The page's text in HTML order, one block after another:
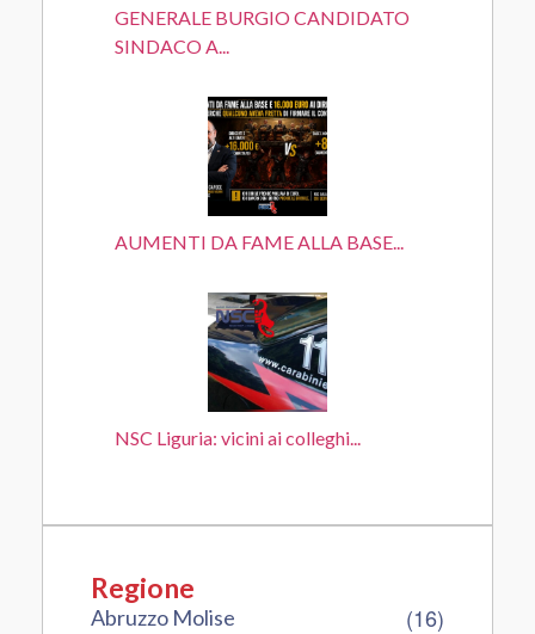
GENERALE BURGIO CANDIDATO
SINDACO A...
AUMENTI DA FAME ALLA BASE...
NSC Liguria: vicini ai colleghi...
Regione
Abruzzo Molise (16)